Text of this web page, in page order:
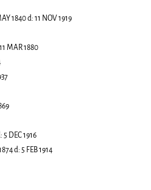
1840d: 11 NOV 1919
11 MAR 1880
5 DEC 1916
d: 5 FEB 1914